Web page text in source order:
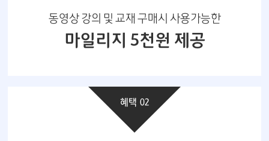
동영상 강의 및 교재 구매시 사용가능한
마일리지 5천원 제공
혜택 02